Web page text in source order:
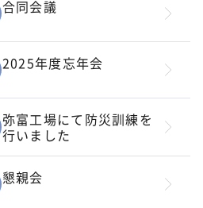
合同会議
2025年度忘年会
弥富工場にて防災訓練を
行いました
懇親会